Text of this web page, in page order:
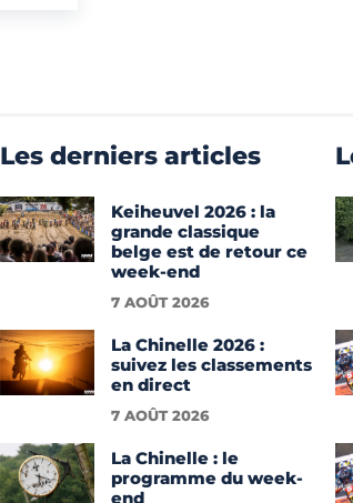
Les derniers articles
Keiheuvel 2026 : la
grande classique
belge est de retour ce
week-end
7 AOÛT 2026
La Chinelle 2026 :
suivez les classements
en direct
7 AOÛT 2026
La Chinelle : le
programme du week-
end